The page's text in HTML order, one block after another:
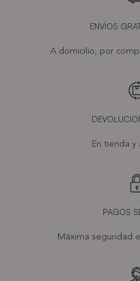
ENVÍOS
A domicilio, por
En tienda y
PAGOS
Máxima seguridad